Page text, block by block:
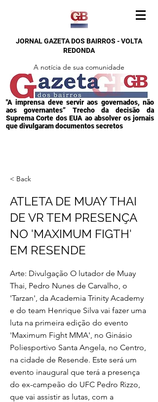
JORNAL GAZETA DOS BAIRROS - VOLTA
REDONDA
A notícia de sua comunidade
"A imprensa deve servir aos governados, não
aos governantes” Trecho da decisão da
Suprema Corte dos EUA ao absolver os jornais
que divulgaram documentos secretos
< Back
ATLETA DE MUAY THAI
DE VR TEM PRESENÇA
NO 'MAXIMUM FIGTH'
EM RESENDE
Arte: Divulgação O lutador de Muay
Thai, Pedro Nunes de Carvalho, o
'Tarzan', da Academia Trinity Academy
e do team Henrique Silva vai fazer uma
luta na primeira edição do evento
'Maximum Fight MMA', no Ginásio
Poliesportivo Santa Angela, no Centro,
na cidade de Resende. Este será um
evento inaugural que terá a presença
do ex-campeão do UFC Pedro Rizzo,
que vai assistir as lutas, com a